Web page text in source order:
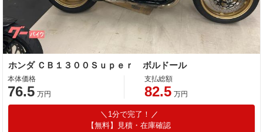
ホンダ ＣＢ１３００Ｓｕｐｅｒ ボルドール
本体価格
76.5 万円
支払総額
82.5 万円
1分で完了！
【無料】見積・在庫確認